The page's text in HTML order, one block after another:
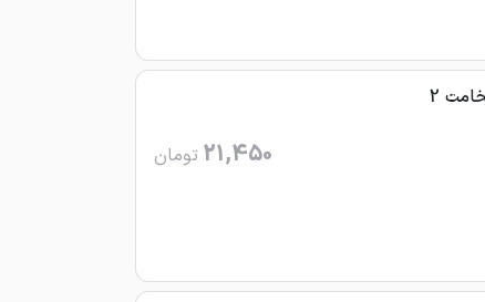
21,450 تومان